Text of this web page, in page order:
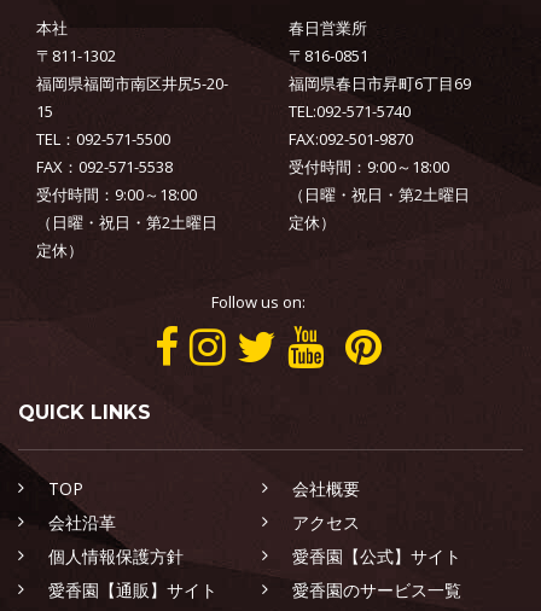
本社
〒811-1302
福岡県福岡市南区井尻5-20-
15
TEL：092-571-5500
FAX：092-571-5538
受付時間：9:00～18:00
（日曜・祝日・第2土曜日
定休）
春日営業所
〒816-0851
福岡県春日市昇町6丁目69
TEL:092-571-5740
FAX:092-501-9870
受付時間：9:00～18:00
（日曜・祝日・第2土曜日
定休）
Follow us on:
QUICK LINKS
TOP
会社概要
会社沿革
アクセス
個人情報保護方針
愛香園【公式】サイト
愛香園【通販】サイト
愛香園のサービス一覧